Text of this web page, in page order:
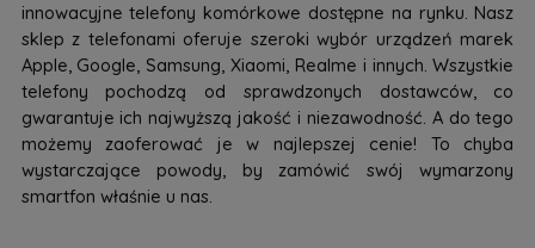
innowacyjne telefony komórkowe dostępne na rynku. Nasz
sklep z telefonami oferuje szeroki wybór urządzeń marek
Apple, Google, Samsung, Xiaomi, Realme i innych. Wszystkie
telefony pochodzą od sprawdzonych dostawców, co
gwarantuje ich najwyższą jakość i niezawodność. A do tego
możemy zaoferować je w najlepszej cenie! To chyba
wystarczające powody, by zamówić swój wymarzony
smartfon właśnie u nas.